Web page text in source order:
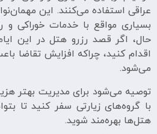
عراقی استفاده می‌کنند. این
بسیاری مواقع با خدمات خوراکی
حال، اگر قصد رزرو هتل در این ایام
اقدام کنید، چراکه افزایش تقاضا
می‌شود.
توصیه می‌شود برای مدیریت بهتر
با گروه‌های زیارتی سفر کنید تا
هتل‌ها بهره‌مند شوید.